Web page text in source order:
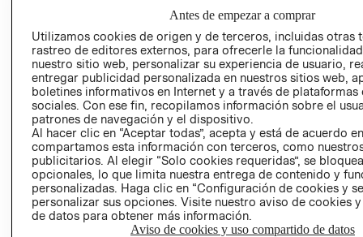
POLÍTICA
EMPRESARIAL
CONDICIONES
AVISO DE
PRIVACIDAD
GIFT CARD
AVISO DE
Antes de empezar a comprar
Utilizamos cookies de origen y de terceros, incluidas otras
rastreo de editores externos, para ofrecerle la
nuestro sitio web, personalizar su experiencia de usuario,
entregar publicidad personalizada en nuestros sitios web,
boletines informativos en Internet y a través de plataformas
sociales. Con ese fin, recopilamos información sobre el
patrones de navegación y el dispositivo.
Al hacer clic en “Aceptar todas”, acepta y está de acuerdo
compartamos esta información con terceros, como
publicitarios. Al elegir “Solo cookies requeridas”, se
opcionales, lo que limita nuestra entrega de contenido y
personalizadas. Haga clic en “Configuración de cookies y
personalizar sus opciones. Visite nuestro aviso de cookies
de datos para obtener más información.
Aviso de cookies y uso compartido de datos